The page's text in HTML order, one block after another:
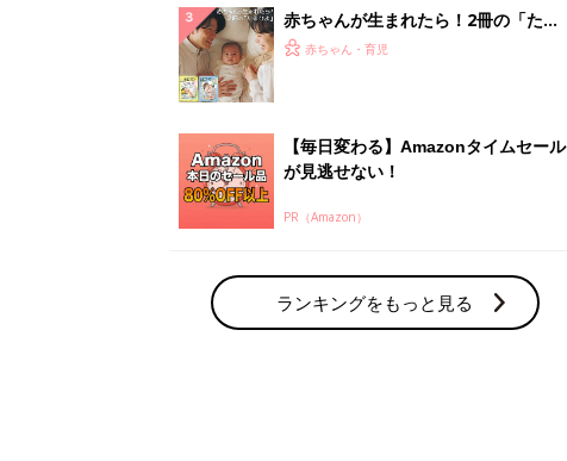
赤ちゃんが生まれたら！2冊の「たま
ひよ」
赤ちゃん・育児
【毎日変わる】Amazonタイムセール
が見逃せない！
PR（Amazon）
ランキングをもっと見る